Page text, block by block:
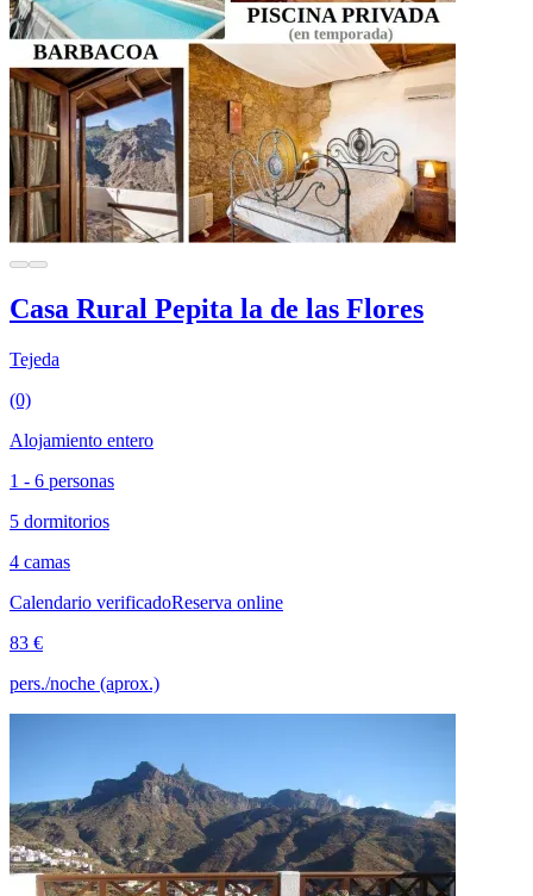
Casa Rural Pepita la de las Flores
Tejeda
(0)
Alojamiento entero
1 - 6 personas
5 dormitorios
4 camas
Calendario verificadoReserva online
83 €
pers./noche (aprox.)